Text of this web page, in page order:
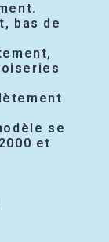
bas de
se
et